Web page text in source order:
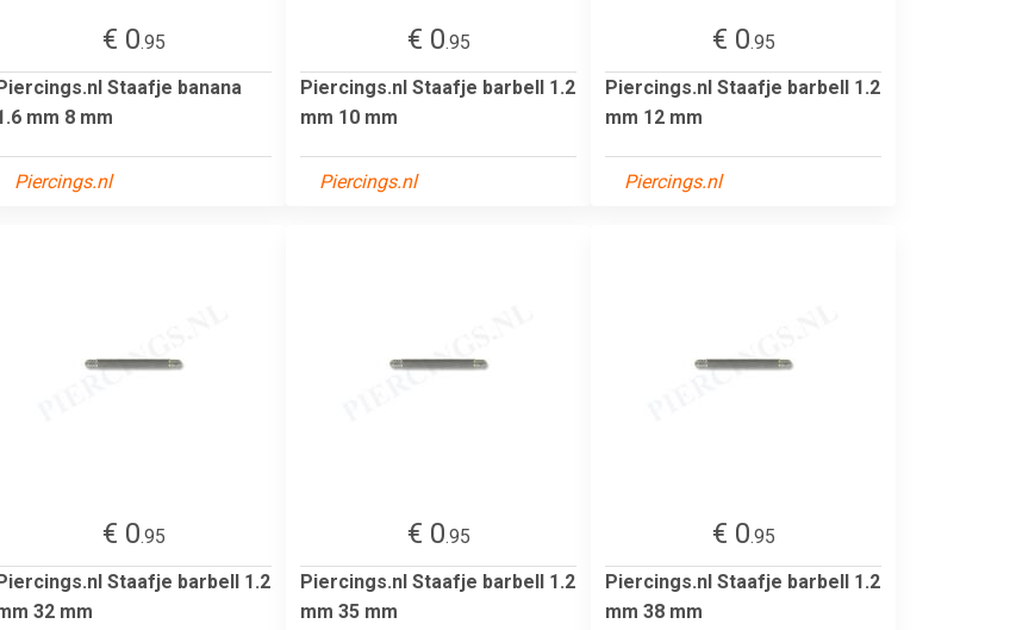
€ 0.95
Staafje banana
mm 8 mm
Piercings.nl
€ 0.95
Piercings.nl Staafje barbell 1.2
mm 10 mm
Piercings.nl
€ 0.95
Piercings.nl Staafje barbell 1.2
mm 12 mm
Piercings.nl
€ 0.95
Staafje barbell 1.2
32 mm
€ 0.95
Piercings.nl Staafje barbell 1.2
mm 35 mm
€ 0.95
Piercings.nl Staafje barbell 1.2
mm 38 mm